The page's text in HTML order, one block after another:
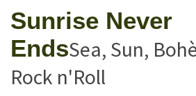
Sunrise Never
EndsSea, Sun,
Rock n'Roll